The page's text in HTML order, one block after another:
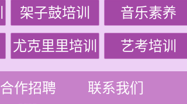
架子鼓培训 音乐素养
尤克里里培训 艺考培训
合作招聘 联系我们